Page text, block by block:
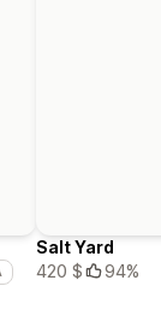
Salt Yard
420 $
94%